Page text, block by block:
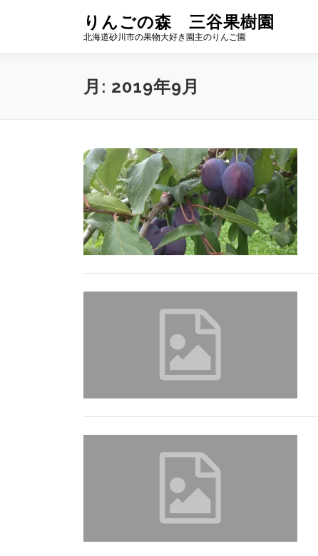
ン
りんごの森 三谷果樹園
北海道砂川市の果物大好き園主のりんご園
月: 2019年9月